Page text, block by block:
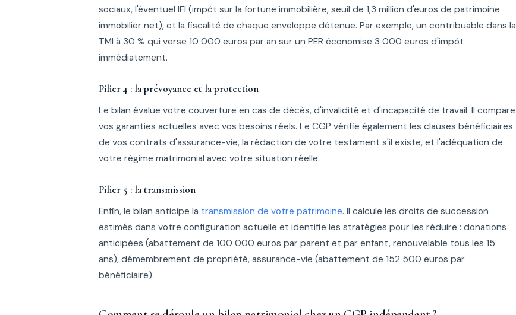
sociaux, l'éventuel IFI (impôt sur la fortune immobilière, seuil de 1,3 million d'euros de patrimoine
immobilier net), et la fiscalité de chaque enveloppe détenue. Par exemple, un contribuable dans la
TMI à 30 % qui verse 10 000 euros par an sur un PER économise 3 000 euros d'impôt
immédiatement.
Pilier 4 : la prévoyance et la protection
Le bilan évalue votre couverture en cas de décès, d'invalidité et d'incapacité de travail. Il compare
vos garanties actuelles avec vos besoins réels. Le CGP vérifie également les clauses bénéficiaires
de vos contrats d'assurance-vie, la rédaction de votre testament s'il existe, et l'adéquation de
votre régime matrimonial avec votre situation réelle.
Pilier 5 : la transmission
Enfin, le bilan anticipe la transmission de votre patrimoine. Il calcule les droits de succession
estimés dans votre configuration actuelle et identifie les stratégies pour les réduire : donations
anticipées (abattement de 100 000 euros par parent et par enfant, renouvelable tous les 15
ans), démembrement de propriété, assurance-vie (abattement de 152 500 euros par
bénéficiaire).